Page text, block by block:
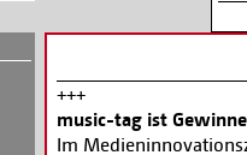
+++
music-tag ist
Im